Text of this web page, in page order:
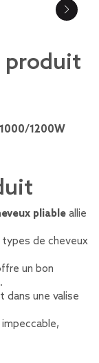
produit
1200W
pliable allie
de cheveux
un bon
dans une valise